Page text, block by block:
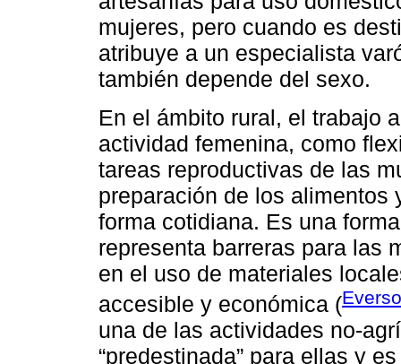
mujeres, pero cuando es
atribuye a un especialista
también depende del sexo.
En el ámbito rural, el trabajo
actividad femenina, como
tareas reproductivas de las
preparación de los alimentos
forma cotidiana. Es una
representa barreras para las
en el uso de materiales
accesible y económica (
una de las actividades no-
“predestinada” para ellas y